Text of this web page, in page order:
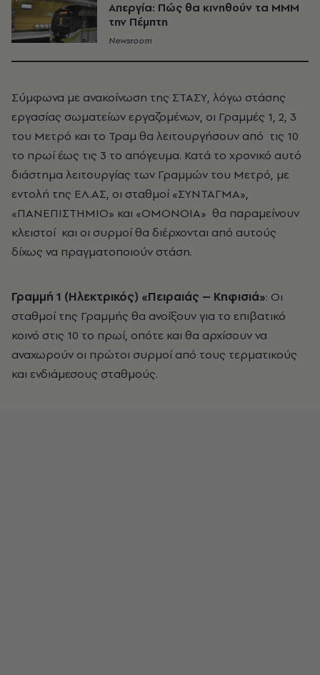
Απεργία: Πώς θα κινηθούν τα ΜΜΜ
την Πέμπτη
Newsroom
Σύμφωνα με ανακοίνωση της ΣΤΑΣΥ, λόγω στάσης
εργασίας σωματείων εργαζομένων, οι Γραμμές 1, 2, 3
του Μετρό και το Τραμ θα λειτουργήσουν από τις 10
το πρωί έως τις 3 το απόγευμα. Κατά το χρονικό αυτό
διάστημα λειτουργίας των Γραμμών του Μετρό, με
εντολή της ΕΛ.ΑΣ, οι σταθμοί «ΣΥΝΤΑΓΜΑ»,
«ΠΑΝΕΠΙΣΤΗΜΙΟ» και «ΟΜΟΝΟΙΑ» θα παραμείνουν
κλειστοί και οι συρμοί θα διέρχονται από αυτούς
δίχως να πραγματοποιούν στάση.
Γραμμή 1 (Ηλεκτρικός) «Πειραιάς – Κηφισιά»: Οι
σταθμοί της Γραμμής θα ανοίξουν για το επιβατικό
κοινό στις 10 το πρωί, οπότε και θα αρχίσουν να
αναχωρούν οι πρώτοι συρμοί από τους τερματικούς
και ενδιάμεσους σταθμούς.